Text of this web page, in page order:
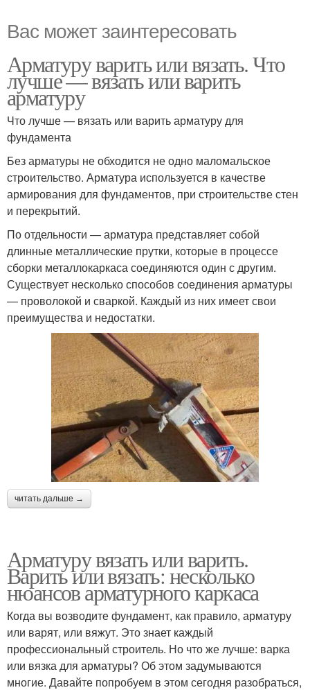
Вас может заинтересовать
Арматуру варить или вязать. Что
лучше — вязать или варить
арматуру
Что лучше — вязать или варить арматуру для
фундамента
Без арматуры не обходится не одно маломальское
строительство. Арматура используется в качестве
армирования для фундаментов, при строительстве стен
и перекрытий.
По отдельности — арматура представляет собой
длинные металлические прутки, которые в процессе
сборки металлокаркаса соединяются один с другим.
Существует несколько способов соединения арматуры
— проволокой и сваркой. Каждый из них имеет свои
преимущества и недостатки.
читать дальше →
Арматуру вязать или варить.
Варить или вязать: несколько
нюансов арматурного каркаса
Когда вы возводите фундамент, как правило, арматуру
или варят, или вяжут. Это знает каждый
профессиональный строитель. Но что же лучше: варка
или вязка для арматуры? Об этом задумываются
многие. Давайте попробуем в этом сегодня разобраться,